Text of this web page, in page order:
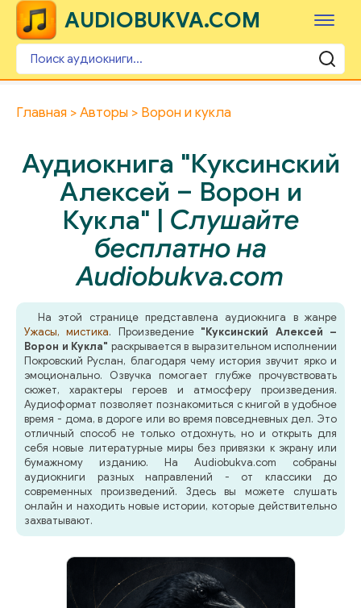
AUDIOBUKVA.COM
Главная Авторы Ворон и кукла
Аудиокнига "Куксинский
Алексей – Ворон и
Кукла" | Слушайте
бесплатно на
Audiobukva.com
На этой странице представлена аудиокнига в жанре
Ужасы, мистика. Произведение "Куксинский Алексей –
Ворон и Кукла" раскрывается в выразительном исполнении
Покровский Руслан, благодаря чему история звучит ярко и
эмоционально. Озвучка помогает глубже прочувствовать
сюжет, характеры героев и атмосферу произведения.
Аудиоформат позволяет познакомиться с книгой в удобное
время - дома, в дороге или во время повседневных дел. Это
отличный способ не только отдохнуть, но и открыть для
себя новые литературные миры без привязки к экрану или
бумажному изданию. На Audiobukva.com собраны
аудиокниги разных направлений - от классики до
современных произведений. Здесь вы можете слушать
онлайн и находить новые истории, которые действительно
захватывают.